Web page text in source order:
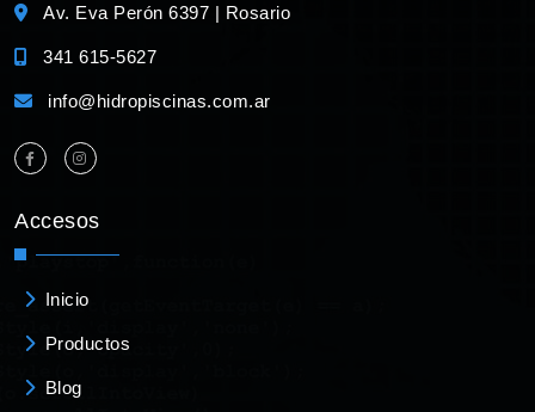
Av. Eva Perón 6397 | Rosario
341 615-5627
info@hidropiscinas.com.ar
Accesos
Inicio
Productos
Blog